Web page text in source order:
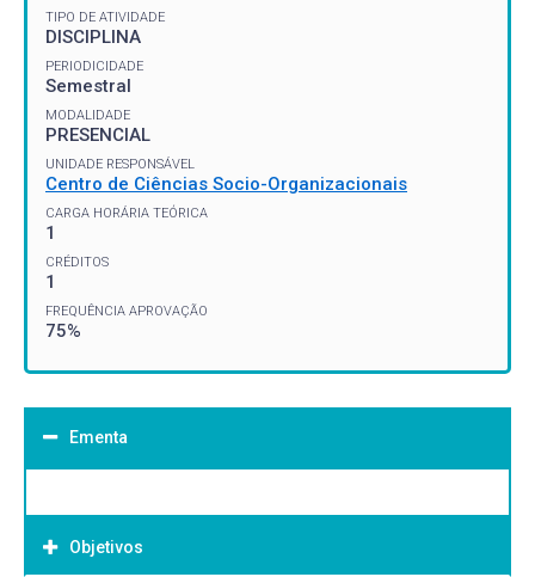
TIPO DE ATIVIDADE
DISCIPLINA
PERIODICIDADE
Semestral
MODALIDADE
PRESENCIAL
UNIDADE RESPONSÁVEL
Centro de Ciências Socio-Organizacionais
CARGA HORÁRIA TEÓRICA
1
CRÉDITOS
1
FREQUÊNCIA APROVAÇÃO
75%
Ementa
Objetivos